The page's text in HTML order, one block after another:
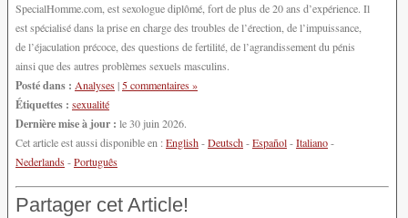
SpecialHomme.com, est sexologue diplômé, fort de plus de 20 ans d’expérience. Il
est spécialisé dans la prise en charge des troubles de l’érection, de l’impuissance,
de l’éjaculation précoce, des questions de fertilité, de l’agrandissement du pénis
ainsi que des autres problèmes sexuels masculins.
Posté dans : Analyses|5 commentaires »
Étiquettes : sexualité
Dernière mise à jour : le 30 juin 2026.
Cet article est aussi disponible en :English-Deutsch-Español-Italiano-
Nederlands-Português
Partager cet Article!